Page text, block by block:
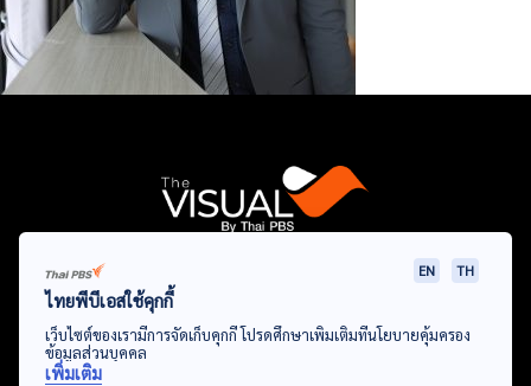
Data VizArticles Topics
ไทยพีบีเอสใช้คุกกี้
EN TH
เว็บไซต์ของเรามีการจัดเก็บคุกกี้ โปรดศึกษาเพิ่มเติมที่นโยบายคุ้มครอง
ข้อมูลส่วนบุคคล
เพิ่มเติม